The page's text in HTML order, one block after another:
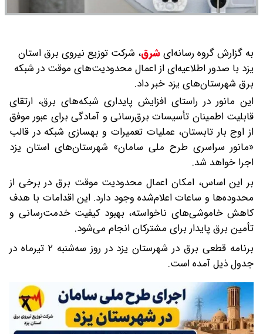
به گزارش گروه رسانه‌ایشرق، شرکت توزیع نیروی برق استان
یزد با صدور اطلاعیه‌ای از اعمال محدودیت‌های موقت در شبکه
برق شهرستان‌های یزد خبر داد.
این مانور در راستای افزایش پایداری شبکه‌های برق، ارتقای
قابلیت اطمینان تأسیسات برق‌رسانی و آمادگی برای عبور موفق
از اوج بار تابستان، عملیات تعمیرات و بهسازی شبکه در قالب
«مانور سراسری طرح ملی سامان» شهرستان‌های استان یزد
اجرا خواهد شد.
بر این اساس، امکان اعمال محدودیت موقت برق در برخی از
محدوده‌ها و ساعات اعلام‌شده وجود دارد. این اقدامات با هدف
کاهش خاموشی‌های ناخواسته، بهبود کیفیت خدمت‌رسانی و
تأمین برق پایدار برای مشترکان انجام می‌شود.
برنامه قطعی برق در شهرستان یزد در روز سه‌شنبه ۲ تیرماه در
جدول ذیل آمده است.